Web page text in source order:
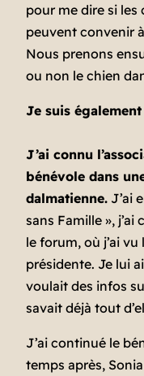
pour me dire si
peuvent convenir
Nous prenons
ou non le chien
Je suis
J’ai connu
bénévole dans
dalmatienne. J’ai
sans Famille », j’ai
le forum, où j’ai
présidente. Je lui
voulait des infos
savait déjà tout
J’ai continué le
temps après,